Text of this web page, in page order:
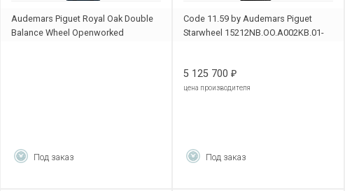
Audemars Piguet Royal Oak Double
Balance Wheel Openworked
Под заказ
Code 11.59 by Audemars Piguet
Starwheel 15212NB.OO.A002KB.01-
5 125 700 ₽
цена производителя
Под заказ